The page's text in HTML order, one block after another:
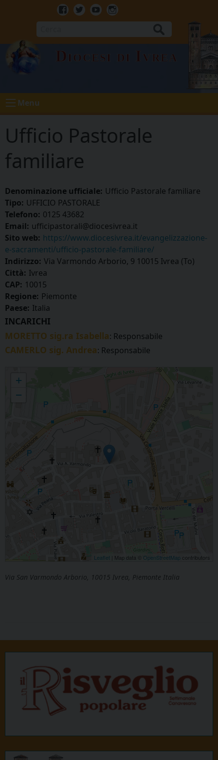
Facebook
TwitterYoutubeInstagram
Diocesi di Ivrea
Menu
Ufficio Pastorale
familiare
Denominazione ufficiale: Ufficio Pastorale familiare
Tipo: UFFICIO PASTORALE
Telefono: 0125 43682
Email: ufficipastorali@diocesivrea.it
Sito web: https://www.diocesivrea.it/evangelizzazione-
e-sacramenti/ufficio-pastorale-familiare/
Indirizzo: Via Varmondo Arborio, 9 10015 Ivrea (To)
Città: Ivrea
CAP: 10015
Regione: Piemonte
Paese: Italia
INCARICHI
MORETTO sig.ra Isabella: Responsabile
CAMERLO sig. Andrea: Responsabile
+
−
Leaflet | Map data © OpenStreetMap contributors
Via San Varmondo Arborio, 10015 Ivrea, Piemonte Italia